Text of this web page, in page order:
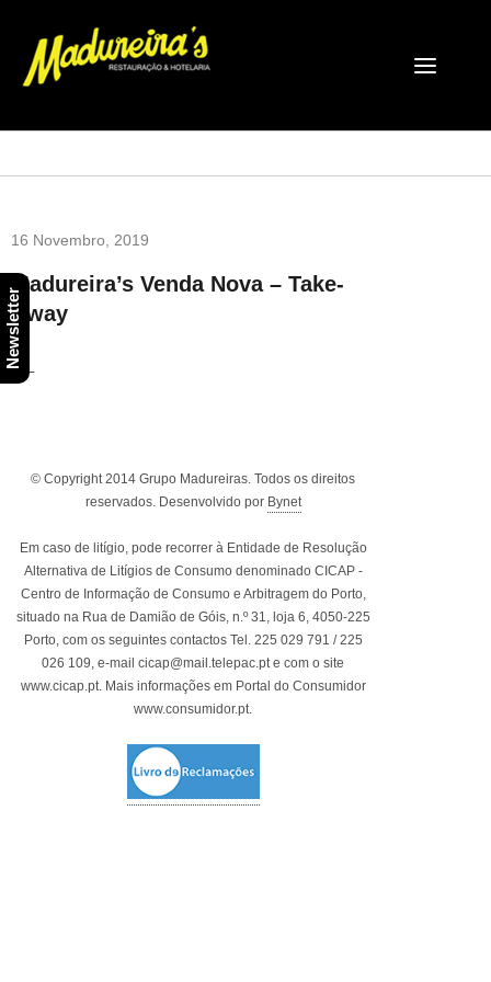
16 Novembro, 2019
Madureira’s Venda Nova – Take-
Away
___
© Copyright 2014 Grupo Madureiras. Todos os direitos
reservados. Desenvolvido por Bynet
Em caso de litígio, pode recorrer à Entidade de Resolução
Alternativa de Litígios de Consumo denominado CICAP -
Centro de Informação de Consumo e Arbitragem do Porto,
situado na Rua de Damião de Góis, n.º 31, loja 6, 4050-225
Porto, com os seguintes contactos Tel. 225 029 791 / 225
026 109, e-mail cicap@mail.telepac.pt e com o site
www.cicap.pt. Mais informações em Portal do Consumidor
www.consumidor.pt.
Newsletter